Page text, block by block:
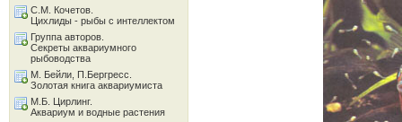
С.М. Кочетов.
Цихлиды - рыбы с интеллектом
Группа авторов.
Секреты аквариумного
рыбоводства
М. Бейли, П.Бергресс.
Золотая книга аквариумиста
М.Б. Цирлинг.
Аквариум и водные растения